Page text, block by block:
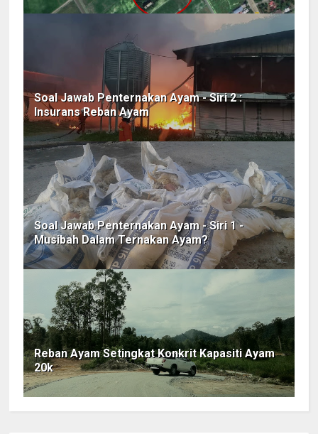
Soal Jawab Penternakan Ayam - Siri 2 :
Insurans Reban Ayam
Soal Jawab Penternakan Ayam - Siri 1 -
Musibah Dalam Ternakan Ayam?
Reban Ayam Setingkat Konkrit Kapasiti Ayam
20k